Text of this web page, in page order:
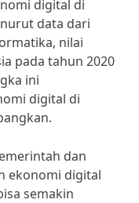
digital di
data dari
nilai
pada tahun 2020
ini
digital di
dan
ekonomi digital
semakin